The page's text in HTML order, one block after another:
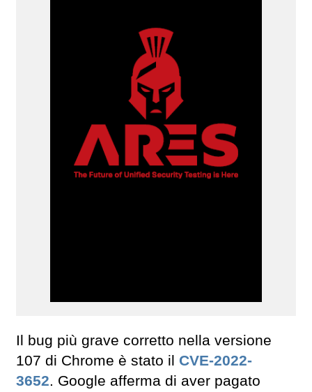
Il bug più grave corretto nella versione
107 di Chrome è stato il CVE-2022-
3652. Google afferma di aver pagato